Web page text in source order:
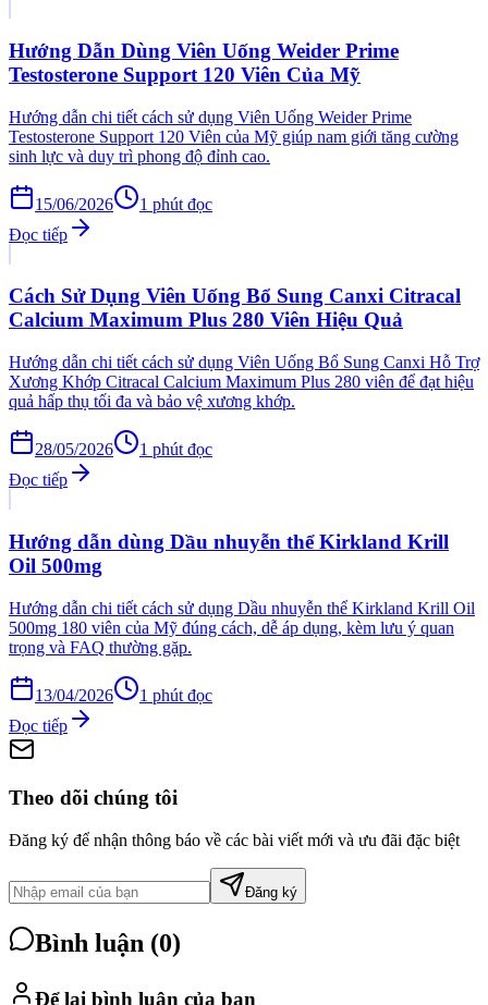
Hướng Dẫn Dùng Viên Uống Weider Prime
Testosterone Support 120 Viên Của Mỹ
Hướng dẫn chi tiết cách sử dụng Viên Uống Weider Prime
Testosterone Support 120 Viên của Mỹ giúp nam giới tăng cường
sinh lực và duy trì phong độ đỉnh cao.
15/06/2026 1 phút đọc
Đọc tiếp
Cách Sử Dụng Viên Uống Bổ Sung Canxi Citracal
Calcium Maximum Plus 280 Viên Hiệu Quả
Hướng dẫn chi tiết cách sử dụng Viên Uống Bổ Sung Canxi Hỗ Trợ
Xương Khớp Citracal Calcium Maximum Plus 280 viên để đạt hiệu
quả hấp thụ tối đa và bảo vệ xương khớp.
28/05/2026 1 phút đọc
Đọc tiếp
Hướng dẫn dùng Dầu nhuyễn thể Kirkland Krill
Oil 500mg
Hướng dẫn chi tiết cách sử dụng Dầu nhuyễn thể Kirkland Krill Oil
500mg 180 viên của Mỹ đúng cách, dễ áp dụng, kèm lưu ý quan
trọng và FAQ thường gặp.
13/04/2026 1 phút đọc
Đọc tiếp
Theo dõi chúng tôi
Đăng ký để nhận thông báo về các bài viết mới và ưu đãi đặc biệt
Đăng ký
Bình luận (0)
Để lại bình luận của bạn